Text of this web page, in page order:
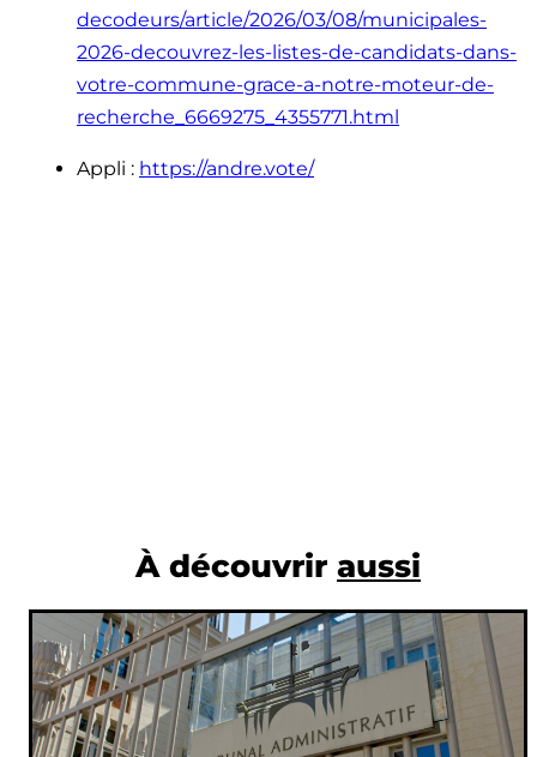
decodeurs/article/2026/03/08/municipales-
2026-decouvrez-les-listes-de-candidats-dans-
votre-commune-grace-a-notre-moteur-de-
recherche_6669275_4355771.html
Appli : https://andre.vote/
À découvrir aussi